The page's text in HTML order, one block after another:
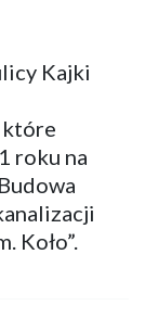
Kajki
które
roku na
Koło”.